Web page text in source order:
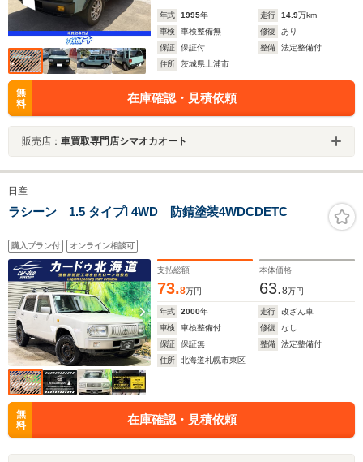
年式 1995年 走行 14.9万km
車検
車検整備無 修復
あり
保証
保証付 整備
法定整備付
住所
茨城県土浦市
無
料
在庫確認・見積依頼
販売店： 車買取専門店シマオカオート
日産
ラシーン 1.5 タイプI 4WD 防錆塗装4WDCDETC
購入プラン付 オンライン相談可
支払総額
73.8万円
本体価格
63.8万円
年式 2000年 走行
改ざん車
車検
車検整備付 修復
なし
保証
保証無 整備
法定整備付
住所
北海道札幌市東区
無
料
在庫確認・見積依頼